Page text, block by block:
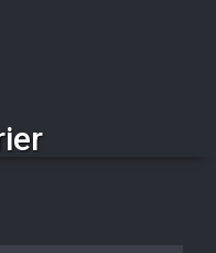
navigation